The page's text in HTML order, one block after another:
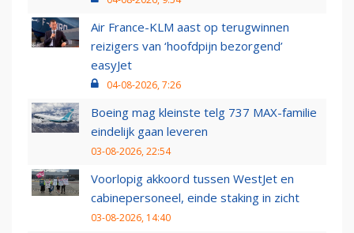
Air France-KLM aast op terugwinnen
reizigers van ‘hoofdpijn bezorgend’
easyJet
04-08-2026, 7:26
Boeing mag kleinste telg 737 MAX-familie
eindelijk gaan leveren
03-08-2026, 22:54
Voorlopig akkoord tussen WestJet en
cabinepersoneel, einde staking in zicht
03-08-2026, 14:40